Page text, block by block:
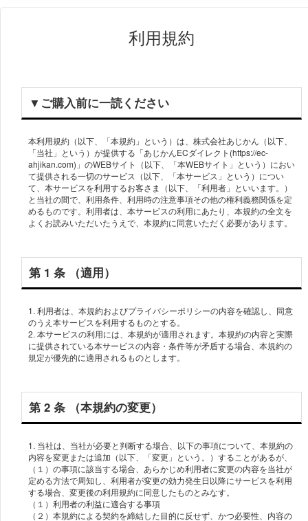
利用規約
▼ご購⼊前に⼀読ください
本利⽤規約（以下、「本規約」という）は、株式会社あじかん（以下、
「当社」という）が提供する「あじかんECダイレクト(https://ec-
ahjikan.com)」のWEBサイト（以下、「本WEBサイト」という）におい
て提供される一切のサービス（以下、「本サービス」という）につい
て、本サービスを利⽤するお客さま（以下、「利⽤者」といいます。）
と当社の間で、利⽤条件、利⽤時の注意事項その他の権利義務関係を定
めるものです。利⽤者は、本サービスの利⽤にあたり、本規約の全⽂を
第 1 条 （適⽤）
1. 利用者は、本規約およびプライバシーポリシーの内容を確認し、同意
のうえ本サービスを利用するものとする。
2. 本サービスの利⽤には、本規約が適⽤されます。本規約の内容と実際
に提供されている本サービスの内容・条件等が⽭盾する場合、本規約の
規定が優先的に適⽤されるものとします。
第 2 条 （本規約の変更）
1. 当社は、当社が必要と判断する場合、以下の事項について、本規約の
内容を変更または追加（以下、「変更」という。）することがあるが、
（１）の事項に該当する場合、あらかじめ利用者に変更の内容を当社が
定める方法で周知し、利用者が変更の効力発生日以降にサービスを利用
する場合、変更後の利用規約に同意したものとみなす。
（１）利⽤者の利益に適合する事項
（２）本規約による契約を締結した⽬的に反せず、かつ必要性、内容の